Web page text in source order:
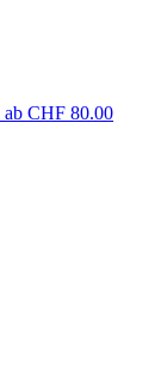
ab CHF 80.00